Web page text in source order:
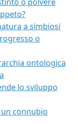
a simbiosi
o
ontologica
lo sviluppo
un connubio